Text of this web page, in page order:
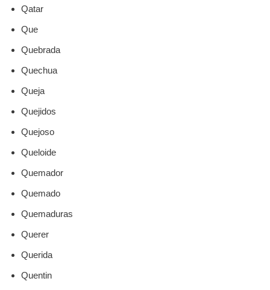
Qatar
Que
Quebrada
Quechua
Queja
Quejidos
Quejoso
Queloide
Quemador
Quemado
Quemaduras
Querer
Querida
Quentin